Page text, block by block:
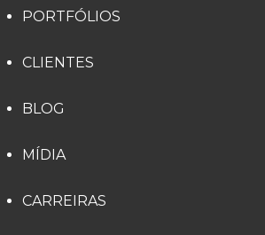
PORTFÓLIOS
CLIENTES
BLOG
MÍDIA
CARREIRAS